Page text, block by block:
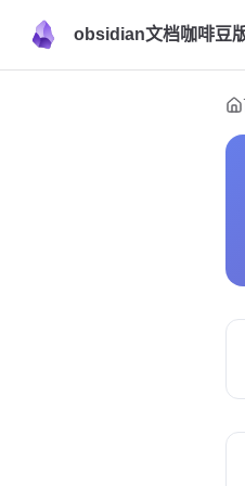
obsidian文档咖啡豆
Skip to content